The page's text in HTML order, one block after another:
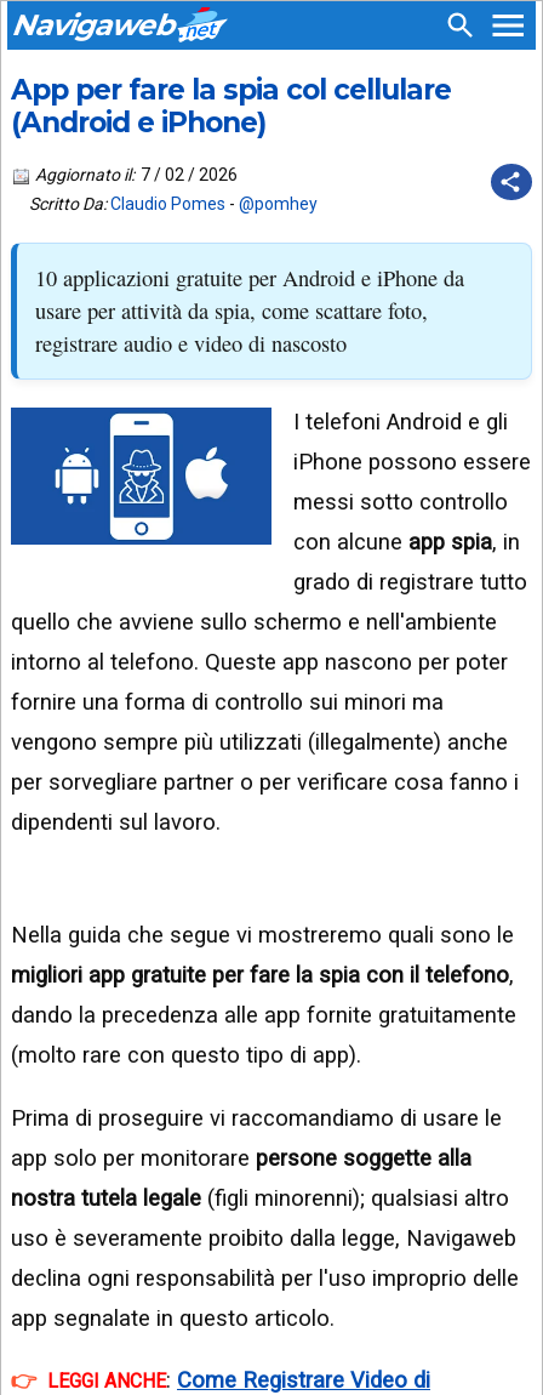
Navigaweb
HOME
SIAMO
SUPPORTO
CONTATTA
PIÙ
LETTI
ARCHIVIO
VIDEO
ARGOMENTI:
IPHONE
ANDROID
AI
APPS
WINDOWS
STRUMENTI
SEGUICI
SU:
APP
ANDROID
EMAIL
TELEGRAM
TIKTOK
YOUTUBE
INSTAGRAM
NEWS
LINKEDIN
App per fare la spia col cellulare
(Android e iPhone)
Aggiornato il: 7 / 02 / 2026
Scritto Da:Claudio Pomes - @pomhey
10 applicazioni gratuite per Android e iPhone da
usare per attività da spia, come scattare foto,
registrare audio e video di nascosto
I telefoni Android e gli
iPhone possono essere
messi sotto controllo
con alcune app spia, in
grado di registrare tutto
quello che avviene sullo schermo e nell'ambiente
intorno al telefono. Queste app nascono per poter
fornire una forma di controllo sui minori ma
vengono sempre più utilizzati (illegalmente) anche
per sorvegliare partner o per verificare cosa fanno i
dipendenti sul lavoro.
Nella guida che segue vi mostreremo quali sono le
migliori app gratuite per fare la spia con il telefono,
dando la precedenza alle app fornite gratuitamente
(molto rare con questo tipo di app).
Prima di proseguire vi raccomandiamo di usare le
app solo per monitorare persone soggette alla
nostra tutela legale (figli minorenni); qualsiasi altro
uso è severamente proibito dalla legge, Navigaweb
declina ogni responsabilità per l'uso improprio delle
app segnalate in questo articolo.
LEGGI ANCHE: Come Registrare Video di